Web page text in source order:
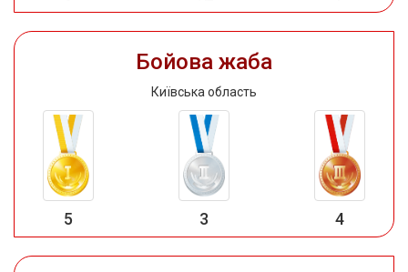
Бойова жаба
Київська область
5 3 4